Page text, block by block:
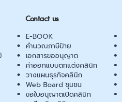
Contact us
E-BOOK
คำนวณภาษีป้าย
เอกสารขออนุญาต
ค่าออกแบบตกแต่งคลินิก
วางแผนธุรกิจคลินิก
Web Board ชุมชน
ขอใบอนุญาตเปิดคลินิก